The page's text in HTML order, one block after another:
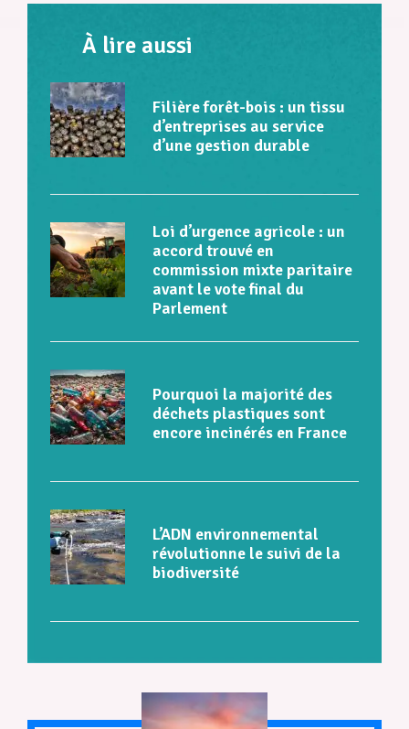
À lire aussi
Filière forêt-bois : un tissu
d’entreprises au service
d’une gestion durable
Loi d’urgence agricole : un
accord trouvé en
commission mixte paritaire
avant le vote final du
Parlement
Pourquoi la majorité des
déchets plastiques sont
encore incinérés en France
L’ADN environnemental
révolutionne le suivi de la
biodiversité